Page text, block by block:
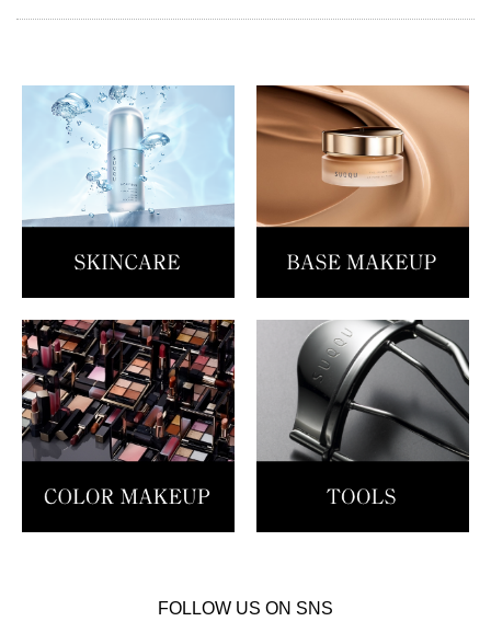
FOLLOW US ON SNS